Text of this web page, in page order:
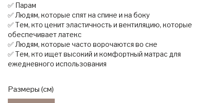
✅ Парам
✅ Людям, которые спят на спине и на боку
✅ Тем, кто ценит эластичность и вентиляцию, которые
обеспечивает латекс
✅ Людям, которые часто ворочаются во сне
✅ Тем, кто ищет высокий и комфортный матрас для
ежедневного использования
Размеры (см)